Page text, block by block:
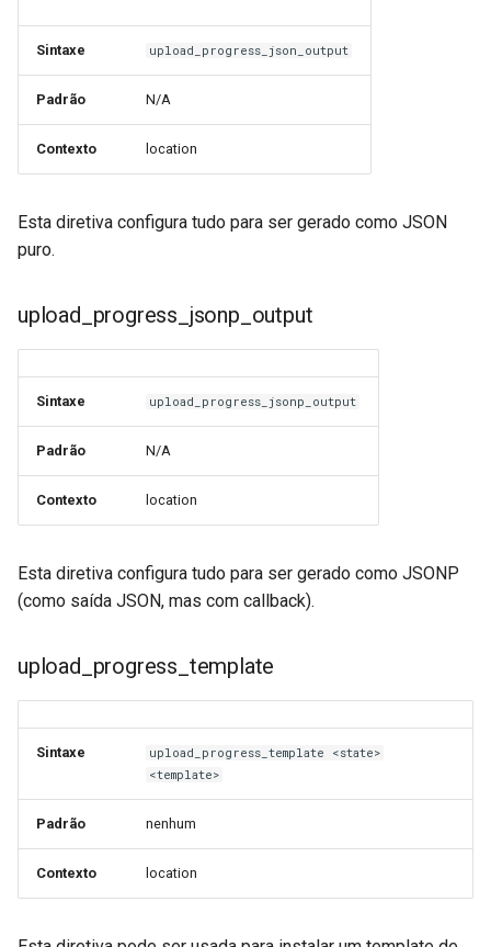
Sintaxe upload_progress_json_output
Padrão N/A
Contexto location
Esta diretiva configura tudo para ser gerado como JSON
puro.
upload_progress_jsonp_output
Sintaxe upload_progress_jsonp_output
Padrão N/A
Contexto location
Esta diretiva configura tudo para ser gerado como JSONP
(como saída JSON, mas com callback).
upload_progress_template
Sintaxe
upload_progress_template <state>
<template>
Padrão nenhum
Contexto location